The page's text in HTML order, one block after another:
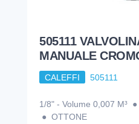
505111
MANUALE
CALEFFI 505111
1/8" - Volume 0,007 M³
● OTTONE